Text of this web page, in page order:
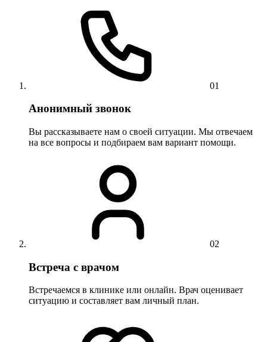
01
Анонимный звонок
Вы рассказываете нам о своей ситуации. Мы отвечаем
на все вопросы и подбираем вам вариант помощи.
02
Встреча с врачом
Встречаемся в клинике или онлайн. Врач оценивает
ситуацию и составляет вам личный план.